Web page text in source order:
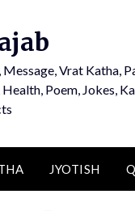
Message, Vrat Katha,
Poem, Jokes,
JYOTISH